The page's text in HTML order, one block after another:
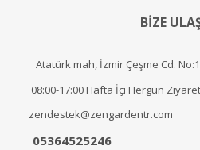
BİZE
Atatürk mah, İzmir Çeşme Cd.
08:00-17:00 Hafta İçi Hergün
zendestek@zengardentr.com
05364525246